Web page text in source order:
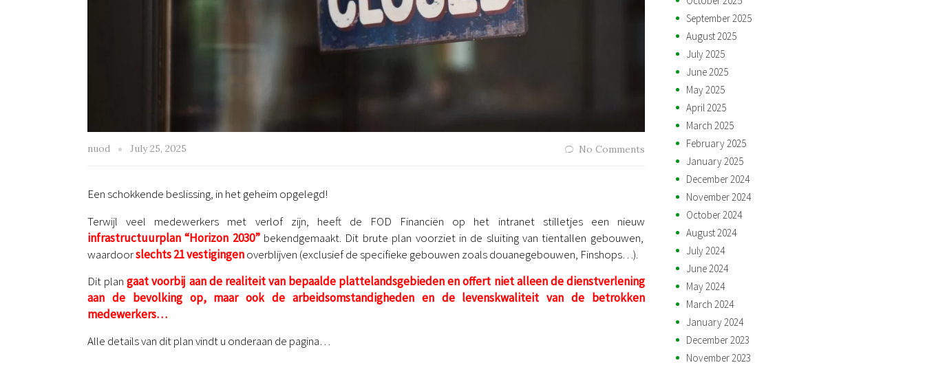
nuod July 25, 2025 No Comments
Een schokkende beslissing, in het geheim opgelegd!
Terwijl veel medewerkers met verlof zijn, heeft de FOD Financiën op het intranet stilletjes een nieuw
infrastructuurplan “Horizon 2030” bekendgemaakt. Dit brute plan voorziet in de sluiting van tientallen gebouwen,
waardoorslechts 21 vestigingenoverblijven (exclusief de specifieke gebouwen zoals douanegebouwen, Finshops…).
Dit plan gaat voorbij aan de realiteit van bepaalde plattelandsgebieden en offert niet alleen de dienstverlening
aan de bevolking op, maar ook de arbeidsomstandigheden en de levenskwaliteit van de betrokken
medewerkers…
Alle details van dit plan vindt u onderaan de pagina…
September 2025
August 2025
July 2025
June 2025
May 2025
April 2025
March 2025
February 2025
January 2025
December 2024
November 2024
October 2024
August 2024
July 2024
June 2024
May 2024
March 2024
January 2024
December 2023
November 2023